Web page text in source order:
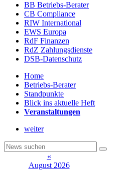
BB Betriebs-Berater
CB Compliance
RIW International
EWS Europa
RdF Finanzen
RdZ Zahlungsdienste
DSB-Datenschutz
Home
Betriebs-Berater
Standpunkte
Blick ins aktuelle Heft
Veranstaltungen
weiter
«
August 2026